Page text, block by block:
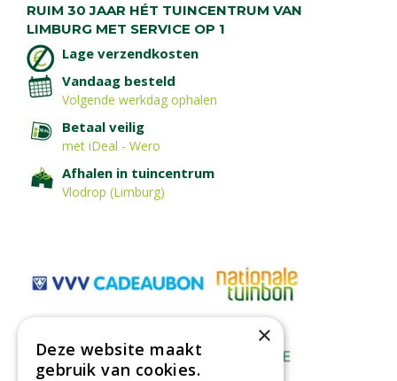
RUIM 30 JAAR HÉT TUINCENTRUM VAN
LIMBURG MET SERVICE OP 1
Lage verzendkosten
Vandaag besteld
Volgende werkdag ophalen
Betaal veilig
met iDeal - Wero
Afhalen in tuincentrum
Vlodrop (Limburg)
×
Deze website maakt
gebruik van cookies.